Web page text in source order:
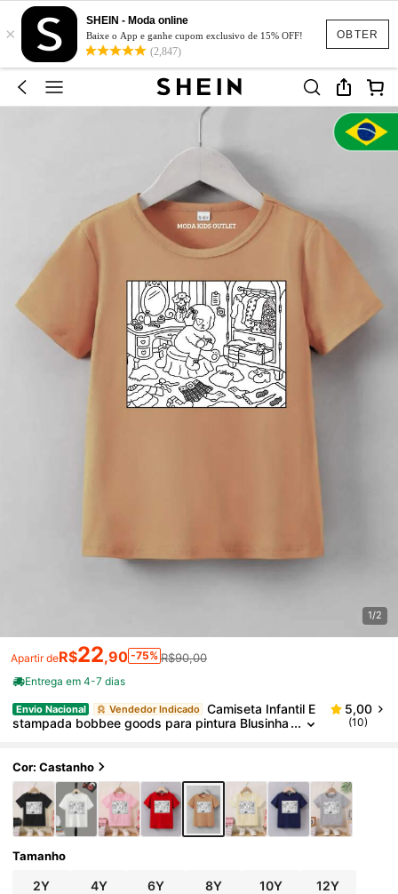
OBTER
×
SHEIN - Moda online
Baixe o App e ganhe cupom exclusivo de 15% OFF!
(2,847)
1/2
Apartir deR$22,90 -75% R$90,00
Entrega em 4-7 dias
Envio Nacional Vendedor Indicado Camiseta Infantil E
stampada bobbee goods para pintura Blusinha
5,00
(10)
Cor: Castanho
Tamanho
2Y 4Y 6Y 8Y 10Y 12Y